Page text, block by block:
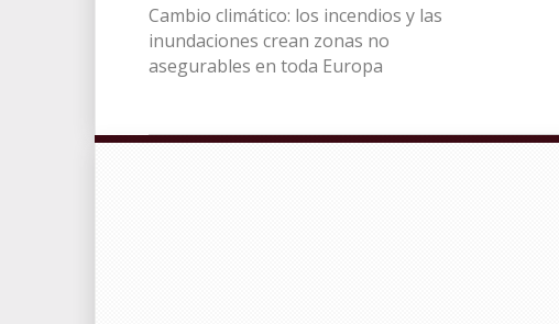
Cambio climático: los incendios y las
inundaciones crean zonas no
asegurables en toda Europa